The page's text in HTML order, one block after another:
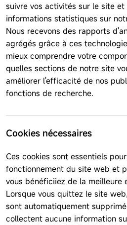
suivre vos activités sur le site
informations statistiques sur
Nous recevons des rapports
agrégés grâce à ces
mieux comprendre votre
quelles sections de notre site
améliorer l'efficacité de nos
fonctions de recherche.
Cookies nécessaires
Ces cookies sont essentiels
fonctionnement du site web et
vous bénéficiiez de la meilleure
Lorsque vous quittez le site
sont automatiquement
collectent aucune information